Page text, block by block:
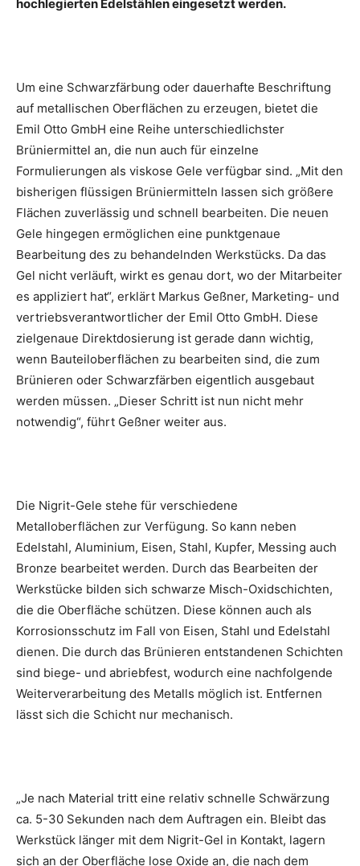
hochlegierten Edelstählen eingesetzt werden.
Um eine Schwarzfärbung oder dauerhafte Beschriftung
auf metallischen Oberflächen zu erzeugen, bietet die
Emil Otto GmbH eine Reihe unterschiedlichster
Brüniermittel an, die nun auch für einzelne
Formulierungen als viskose Gele verfügbar sind. „Mit den
bisherigen flüssigen Brüniermitteln lassen sich größere
Flächen zuverlässig und schnell bearbeiten. Die neuen
Gele hingegen ermöglichen eine punktgenaue
Bearbeitung des zu behandelnden Werkstücks. Da das
Gel nicht verläuft, wirkt es genau dort, wo der Mitarbeiter
es appliziert hat“, erklärt Markus Geßner, Marketing- und
vertriebsverantwortlicher der Emil Otto GmbH. Diese
zielgenaue Direktdosierung ist gerade dann wichtig,
wenn Bauteiloberflächen zu bearbeiten sind, die zum
Brünieren oder Schwarzfärben eigentlich ausgebaut
werden müssen. „Dieser Schritt ist nun nicht mehr
notwendig“, führt Geßner weiter aus.
Die Nigrit-Gele stehe für verschiedene
Metalloberflächen zur Verfügung. So kann neben
Edelstahl, Aluminium, Eisen, Stahl, Kupfer, Messing auch
Bronze bearbeitet werden. Durch das Bearbeiten der
Werkstücke bilden sich schwarze Misch-Oxidschichten,
die die Oberfläche schützen. Diese können auch als
Korrosionsschutz im Fall von Eisen, Stahl und Edelstahl
dienen. Die durch das Brünieren entstandenen Schichten
sind biege- und abriebfest, wodurch eine nachfolgende
Weiterverarbeitung des Metalls möglich ist. Entfernen
lässt sich die Schicht nur mechanisch.
„Je nach Material tritt eine relativ schnelle Schwärzung
ca. 5-30 Sekunden nach dem Auftragen ein. Bleibt das
Werkstück länger mit dem Nigrit-Gel in Kontakt, lagern
sich an der Oberfläche lose Oxide an, die nach dem